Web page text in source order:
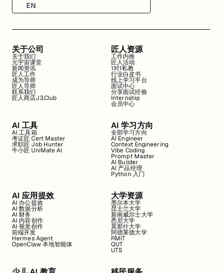
EN
关于公司
关于我们
元宇宙课堂
新闻资讯
匠人工作
成为导师
匠人导师
联系我们
匠人商店J3.Club
匠人资源
工作内推
匠人活动
1对1私教
行业白皮书
线上学习平台
面试中心
分享面试经验
Internship
会员中心
AI 工具
AI 工具箱
考证匠 Cert Master
求职匠 Job Hunter
牛小匠 UniMate AI
AI 学习方向
全部学习方向
AI Engineer
Context Engineering
Vibe Coding
Prompt Master
AI Builder
AI 产品经理
Python 入门
AI 应用提效
AI 办公提效
AI 数据分析
AI 财务
AI 内容创作
AI 视觉创作
前端开发
Hermes Agent
OpenClaw 本地智能体
大学资源
墨尔本大学
昆士兰大学
新南威尔士大学
悉尼大学
莫那什大学
阿德莱德大学
RMIT
QUT
UTS